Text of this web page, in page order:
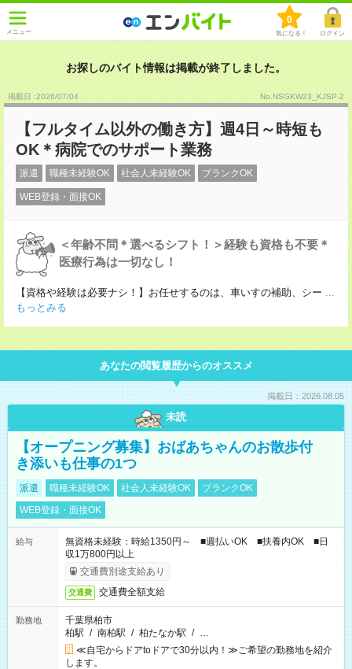
メニュー
0
気になる！ ログイン
お探しのバイト情報は掲載が終了しました。
掲載日 :2026/07/04 No.NSGKW23_KJSP-2
【フルタイム以外の働き方】週4日～時短も
OK＊病院でのサポート業務
派遣 職種未経験OK 社会人未経験OK ブランクOK
WEB登録・面接OK
＜年齢不問＊選べるシフト！＞経験も資格も不要＊
医療行為は一切なし！
【資格や経験は必要ナシ！】お任せするのは、車いすの補助、シー ...
もっとみる
あなたの閲覧履歴からのオススメ
掲載日：2026.08.05
未読
【オープニング募集】おばあちゃんのお散歩付
き添いも仕事の1つ
派遣 職種未経験OK 社会人未経験OK
ブランクOK
WEB登録・面接OK
給与
無資格未経験：時給1350円～ ■週払いOK ■扶養内OK ■日
収1万800円以上
交通費別途支給あり
交通費 交通費全額支給
勤務地
千葉県柏市
柏駅 / 南柏駅 / 柏たなか駅 / …
≪自宅からドアtoドアで30分以内！≫ご希望の勤務地を紹介
します。